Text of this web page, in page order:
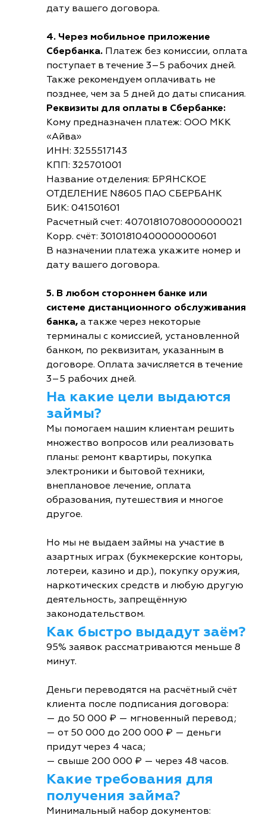
дату вашего договора.
4. Через мобильное приложение
Сбербанка. Платеж без комиссии, оплата
поступает в течение 3–5 рабочих дней.
Также рекомендуем оплачивать не
позднее, чем за 5 дней до даты списания.
Реквизиты для оплаты в Сбербанке:
Кому предназначен платеж: ООО МКК
«Айва»
ИНН: 3255517143
КПП: 325701001
Название отделения: БРЯНСКОЕ
ОТДЕЛЕНИЕ N8605 ПАО СБЕРБАНК
БИК: 041501601
Расчетный счет: 40701810708000000021
Корр. счёт: 30101810400000000601
В назначении платежа укажите номер и
дату вашего договора.
5. В любом стороннем банке или
системе дистанционного обслуживания
банка, а также через некоторые
терминалы с комиссией, установленной
банком, по реквизитам, указанным в
договоре. Оплата зачисляется в течение
3–5 рабочих дней.
На какие цели выдаются
займы?
Мы помогаем нашим клиентам решить
множество вопросов или реализовать
планы: ремонт квартиры, покупка
электроники и бытовой техники,
внеплановое лечение, оплата
образования, путешествия и многое
другое.
Но мы не выдаем займы на участие в
азартных играх (букмекерские конторы,
лотереи, казино и др.), покупку оружия,
наркотических средств и любую другую
деятельность, запрещённую
законодательством.
Как быстро выдадут заём?
95% заявок рассматриваются меньше 8
минут.
Деньги переводятся на расчётный счёт
клиента после подписания договора:
— до 50 000 ₽ — мгновенный перевод;
— от 50 000 до 200 000 ₽ — деньги
придут через 4 часа;
— свыше 200 000 ₽ — через 48 часов.
Какие требования для
получения займа?
Минимальный набор документов: